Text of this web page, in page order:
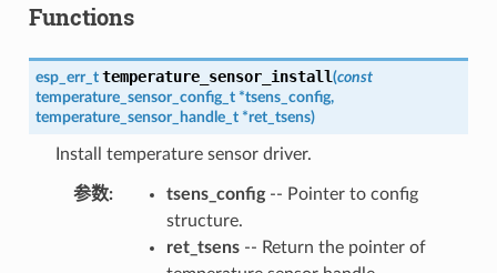
Functions
esp_err_t temperature_sensor_install(const
temperature_sensor_config_t *tsens_config,
temperature_sensor_handle_t *ret_tsens)
Install temperature sensor driver.
参数: tsens_config-- Pointer to config
structure.
ret_tsens-- Return the pointer of